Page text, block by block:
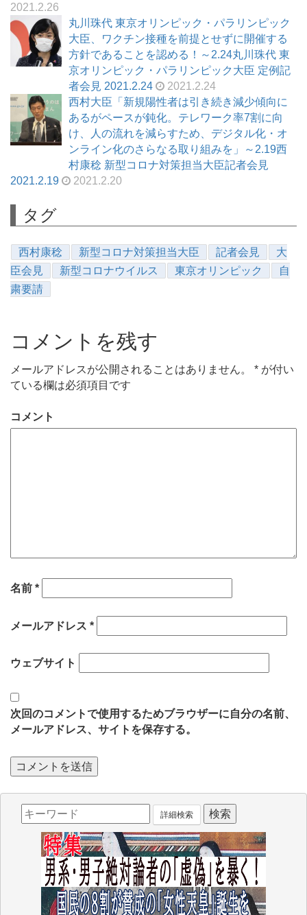
2021.2.26
丸川珠代 東京オリンピック・パラリンピック
大臣、ワクチン接種を前提とせずに開催する
方針であることを認める！～2.24丸川珠代 東
京オリンピック・パラリンピック大臣 定例記
者会見 2021.2.24
2021.2.24
西村大臣「新規陽性者は引き続き減少傾向に
あるがペースが鈍化。テレワーク率7割に向
け、人の流れを減らすため、デジタル化・オ
ンライン化のさらなる取り組みを」～2.19西
村康稔 新型コロナ対策担当大臣記者会見
2021.2.19
2021.2.20
タグ
西村康稔 新型コロナ対策担当大臣 記者会見
大
臣会見
新型コロナウイルス 東京オリンピック
自
粛要請
コメントを残す
メールアドレスが公開されることはありません。 * が付い
ている欄は必須項目です
コメント
名前 *
メールアドレス *
ウェブサイト
次回のコメントで使用するためブラウザーに自分の名前、
メールアドレス、サイトを保存する。
詳細検索